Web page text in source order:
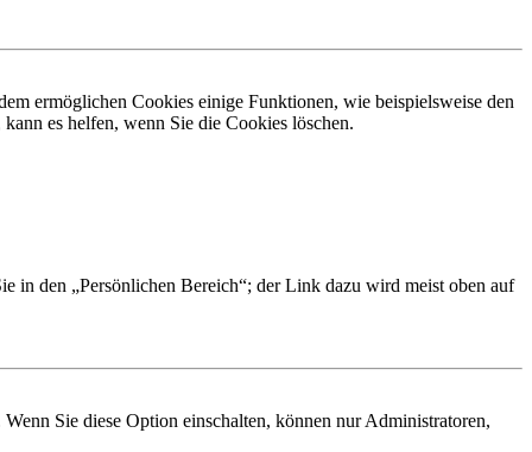
ermöglichen Cookies einige Funktionen, wie beispielsweise den
es helfen, wenn Sie die Cookies löschen.
in den „Persönlichen Bereich“; der Link dazu wird meist oben auf
Sie diese Option einschalten, können nur Administratoren,